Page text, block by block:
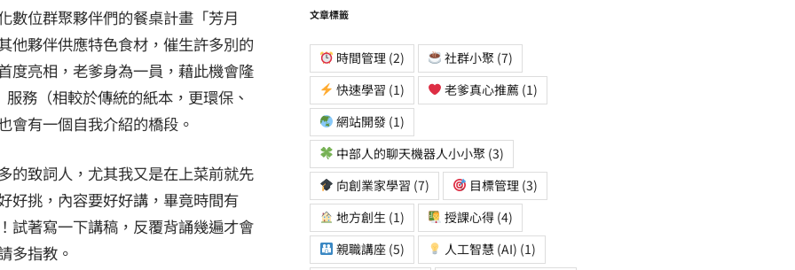
位群聚夥伴們的餐桌計畫「芳月
他夥伴供應特色食材，催生許多別的
度亮相，老爹身為一員，藉此機會隆
務（相較於傳統的紙本，更環保、
會有一個自我介紹的橋段。
的致詞人，尤其我又是在上菜前就先
好挑，內容要好好講，畢竟時間有
試著寫一下講稿，反覆背誦幾遍才會
多指教。
文章標籤
時間管理 (2) 社群小聚 (7)
快速學習 (1) 老爹真心推薦 (1)
網站開發 (1)
中部人的聊天機器人小小聚 (3)
向創業家學習 (7) 目標管理 (3)
地方創生 (1) 授課心得 (4)
親職講座 (5) 人工智慧 (AI) (1)